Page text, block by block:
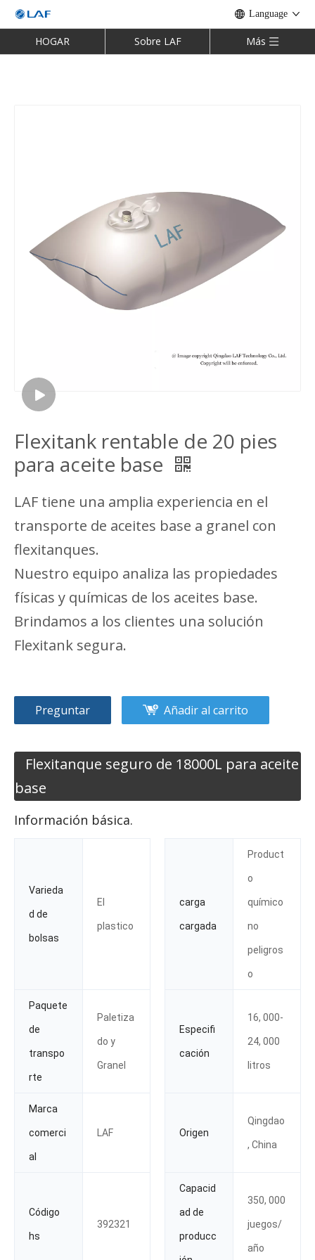
Language
HOGAR Sobre LAF Más
Flexitank rentable de 20 pies
para aceite base
LAF tiene una amplia experiencia en el
transporte de aceites base a granel con
flexitanques.
Nuestro equipo analiza las propiedades
físicas y químicas de los aceites base.
Brindamos a los clientes una solución
Flexitank segura.
Preguntar Añadir al carrito
Flexitanque seguro de 18000L para aceite
base
Información básica.
Varieda
d de
bolsas
El
plastico
carga
cargada
Product
o
químico
no
peligros
o
Paquete
de
transpo
rte
Paletiza
do y
Granel
Especifi
cación
16, 000-
24, 000
litros
Marca
comerci
al
LAF Origen
Qingdao
, China
Código
hs
392321
Capacid
ad de
producc
350, 000
juegos/
año